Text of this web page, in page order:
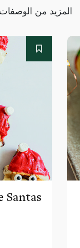
المزيد من
Santas